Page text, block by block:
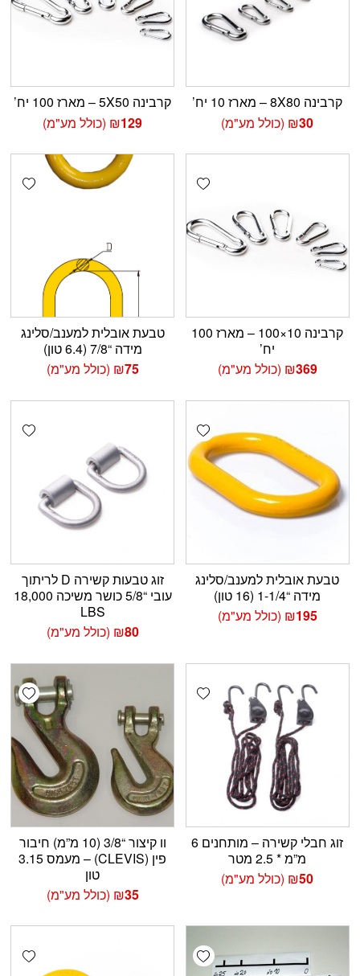
קרבינה 8X80 – מארז 10 יח’
₪30 (כולל מע"מ)
קרבינה 5X50 – מארז 100 יח’
₪129 (כולל מע"מ)
Add wishlist
קרבינה 10×100 – מארז 100
יח’
₪369 (כולל מע"מ)
טבעת אובלית למענב/סלינג
מידה “7/8 (6.4 טון)
₪75 (כולל מע"מ)
Add wishlist
טבעת אובלית למענב/סלינג
מידה “1-1/4 (16 טון)
₪195 (כולל מע"מ)
זוג טבעות קשירה D לריתוך
עובי “5/8 כושר משיכה 18,000
LBS
₪80 (כולל מע"מ)
Add wishlist
זוג חבלי קשירה – מותחנים 6
מ”מ * 2.5 מטר
₪50 (כולל מע"מ)
וו קיצור “3/8 (10 מ”מ) חיבור
פין (CLEVIS) – מעמס 3.15
טון
₪35 (כולל מע"מ)
Add wishlist